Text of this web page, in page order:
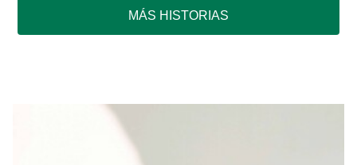
MÁS HISTORIAS